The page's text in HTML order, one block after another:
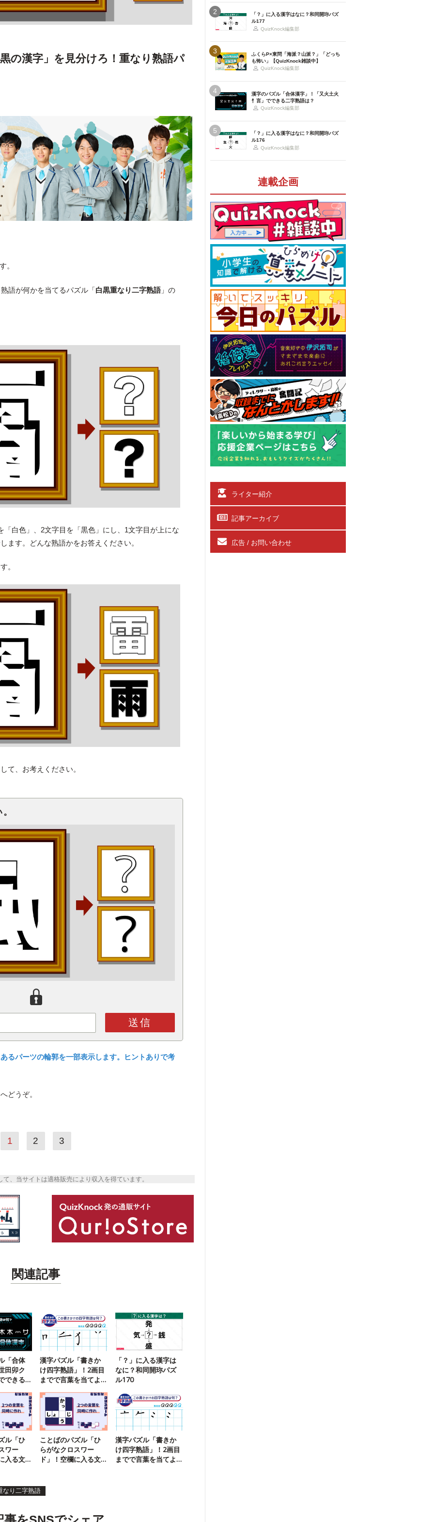
の漢字」を見分けろ！重なり熟語パ
。
語が何かを当てるパズル「白黒重なり二字熟語」の
「白色」、2文字目を「黒色」にし、1文字目が上にな
ます。どんな熟語かをお答えください。
。
て、お考えください。
送信
るパーツの輪郭を一部表示します。ヒントありで考
へどうぞ。
1 2 3
、当サイトは適格販売により収入を得ています。
関連記事
「合体
田卯ク
できる
漢字パズル「書きか
け四字熟語」！2画目
までで言葉を当てよ
「？」に入る漢字は
なに？和同開珎パズ
ル170
ル「ひ
ワー
入る文
ことばのパズル「ひ
らがなクロスワー
ド」！空欄に入る文
漢字パズル「書きか
け四字熟語」！2画目
までで言葉を当てよ
なり二字熟語
2
「？」に入る漢字はなに？和同開珎パズ
ル177
QuizKnock編集部
3
ふくらP×東問「海派？山派？」「どっち
も怖い」【QuizKnock雑談中】
QuizKnock編集部
4
漢字のパズル「合体漢字」！「又火土火
忄言」でできる二字熟語は？
QuizKnock編集部
5
「？」に入る漢字はなに？和同開珎パズ
ル176
QuizKnock編集部
連載企画
ライター紹介
記事アーカイブ
広告 / お問い合わせ